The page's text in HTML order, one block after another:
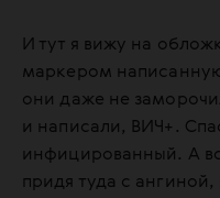
И тут я вижу на
маркером
они даже не
и написали, ВИЧ+.
инфицированный. А
придя туда с ангиной,